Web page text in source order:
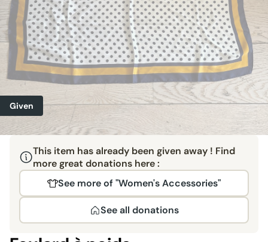
Given
This item has already been given away ! Find
more great donations here :
See more of "Women's Accessories"
See all donations